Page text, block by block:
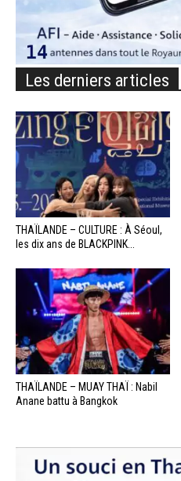
Les derniers articles
THAÏLANDE – CULTURE : À Séoul,
les dix ans de BLACKPINK...
THAÏLANDE – MUAY THAÏ : Nabil
Anane battu à Bangkok